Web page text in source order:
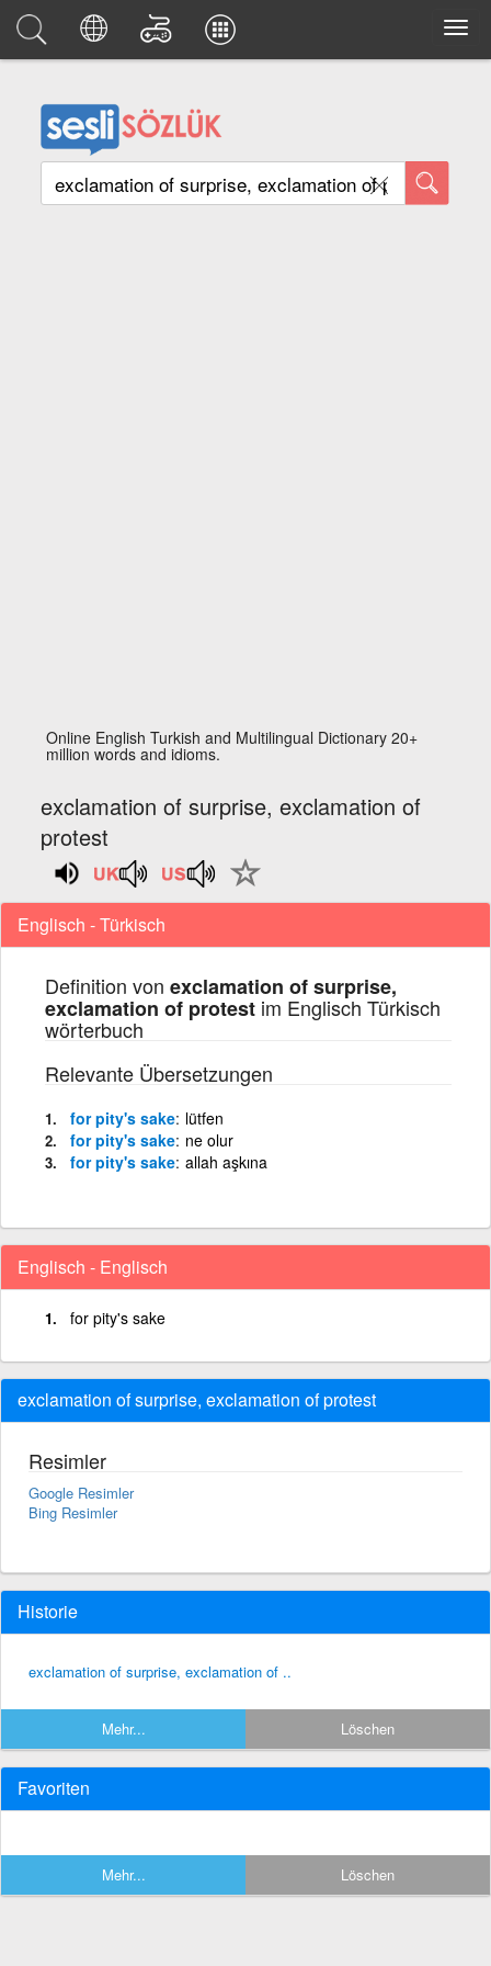
Online English Turkish and Multilingual Dictionary 20+
million words and idioms.
exclamation of surprise, exclamation of
protest
Englisch - Türkisch
Definition von exclamation of surprise,
exclamation of protest im Englisch Türkisch
wörterbuch
Relevante Übersetzungen
for pity's sake lütfen
for pity's sake ne olur
for pity's sake allah aşkına
Englisch - Englisch
for pity's sake
exclamation of surprise, exclamation of protest
Resimler
Google Resimler
Bing Resimler
Historie
exclamation of surprise, exclamation of ..
Mehr... Löschen
Favoriten
Mehr... Löschen